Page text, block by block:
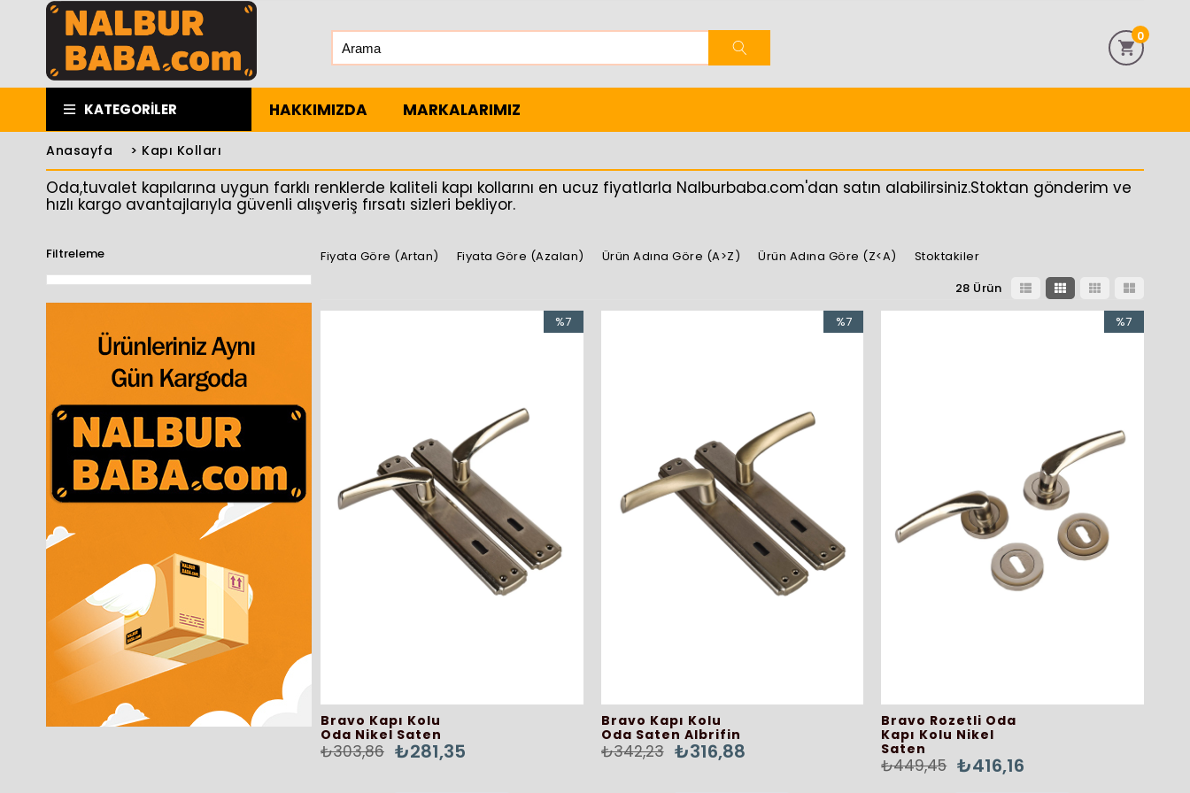
0
KATEGORILER HAKKIMIZDA MARKALARIMIZ
Anasayfa > Kapı Kolları
Oda,tuvalet kapılarına uygun farklı renklerde kaliteli kapı kollarını en ucuz fiyatlarla Nalburbaba.com'dan satın alabilirsiniz.Stoktan gönderim ve
hızlı kargo avantajlarıyla güvenli alışveriş fırsatı sizleri bekliyor.
Filtreleme Fiyata Göre (Artan) Fiyata Göre (Azalan) Ürün Adına Göre (A>Z) Ürün Adına Göre (Z<A)
Stoktakiler
28 Ürün
Bravo Kapı Kolu
Oda Nikel Saten
₺281,35
₺303,86
%7
Bravo Kapı Kolu
Oda Saten Albrifin
₺316,88
₺342,23
%7
Bravo Rozetli Oda
Kapı Kolu Nikel
Saten
₺416,16
₺449,45
%7